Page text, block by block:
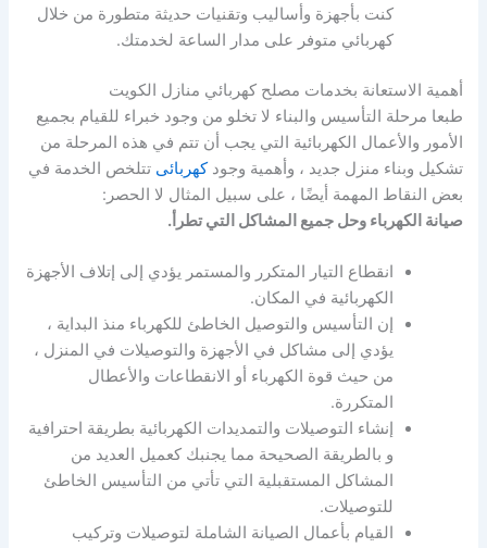
كنت بأجهزة وأساليب وتقنيات حديثة متطورة من خلال
كهربائي متوفر على مدار الساعة لخدمتك.
أهمية الاستعانة بخدمات مصلح كهربائي منازل الكويت
طبعا مرحلة التأسيس والبناء لا تخلو من وجود خبراء للقيام بجميع
الأمور والأعمال الكهربائية التي يجب أن تتم في هذه المرحلة من
تشكيل وبناء منزل جديد ، وأهمية وجودكهربائى تتلخص الخدمة في
بعض النقاط المهمة أيضًا ، على سبيل المثال لا الحصر:
صيانة الكهرباء وحل جميع المشاكل التي تطرأ.
انقطاع التيار المتكرر والمستمر يؤدي إلى إتلاف الأجهزة
الكهربائية في المكان.
إن التأسيس والتوصيل الخاطئ للكهرباء منذ البداية ،
يؤدي إلى مشاكل في الأجهزة والتوصيلات في المنزل ،
من حيث قوة الكهرباء أو الانقطاعات والأعطال
المتكررة.
إنشاء التوصيلات والتمديدات الكهربائية بطريقة احترافية
و بالطريقة الصحيحة مما يجنبك كعميل العديد من
المشاكل المستقبلية التي تأتي من التأسيس الخاطئ
للتوصيلات.
القيام بأعمال الصيانة الشاملة لتوصيلات وتركيب